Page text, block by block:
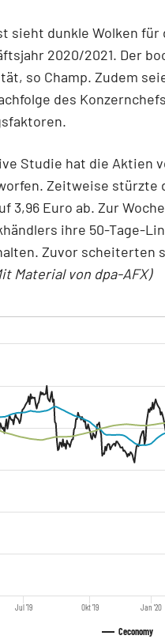
sieht dunkle Wolken
2020/2021. Der
so Champ. Zudem
des
Studie hat die Aktien
Zeitweise stürzte
3,96 Euro ab. Zur
ihre 50-Tage-
Zuvor scheiterten
Material von dpa-AFX)
Ceconomy
Jul '19 Okt '19 Jan '20